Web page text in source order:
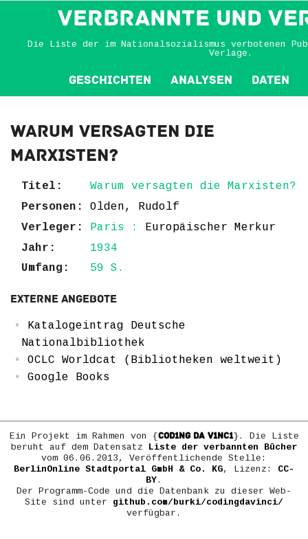
VERBRANNTE und
Die Liste der im Nationalsozialismus verbotenen
Verlage.
Geschichten Analysen Daten
Warum versagten die
Marxisten?
Titel:
Warum versagten die Marxisten?
Personen:
Olden, Rudolf
Verleger:
Paris : Europäischer Merkur
Jahr:
1934
Umfang:
59 S.
Externe Angebote
Katalogeintrag Deutsche
Nationalbibliothek
OCLC Worldcat (Bibliotheken weltweit)
Google Books
Ein Projekt im Rahmen von {COD1NG DA V1NC1}. Die Liste
beruht auf dem Datensatz Liste der verbannten Bücher
vom 06.06.2013, Veröffentlichende Stelle:
BerlinOnline Stadtportal GmbH & Co. KG, Lizenz: CC-
BY.
Der Programm-Code und die Datenbank zu dieser Web-
Site sind unter github.com/burki/codingdavinci/
verfügbar.